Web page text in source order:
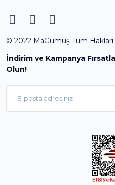
© 2022 MaGümüş Tüm Hakları
İndirim ve Kampanya
Olun!